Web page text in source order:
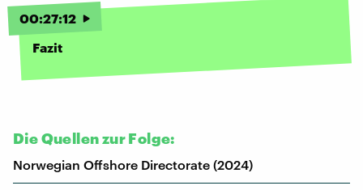
00:27:12
Fazit
Die Quellen zur Folge:
Norwegian Offshore Directorate (2024)